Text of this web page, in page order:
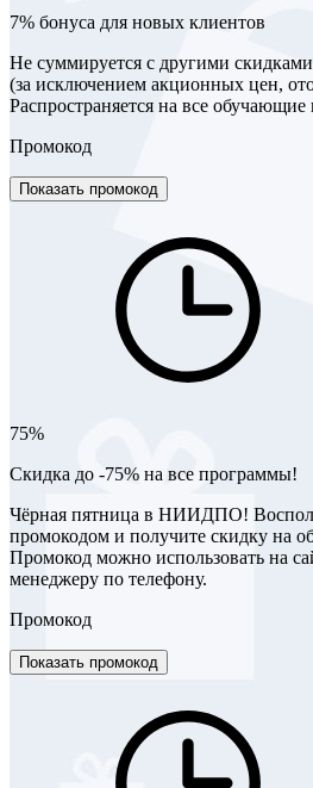
7% бонуса для новых клиентов
Не суммируется с другими
(за исключением акционных цен,
Распространяется на все
Промокод
Показать промокод
75%
Скидка до -75% на все программы!
Чёрная пятница в НИИДПО!
промокодом и получите скидку на
Промокод можно использовать на
менеджеру по телефону.
Промокод
Показать промокод